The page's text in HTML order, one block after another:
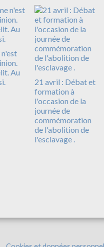
n'est
Au
21 avril : Débat et
formation à
l'occasion de la
journée de
commémoration
de l'abolition de
l'esclavage .